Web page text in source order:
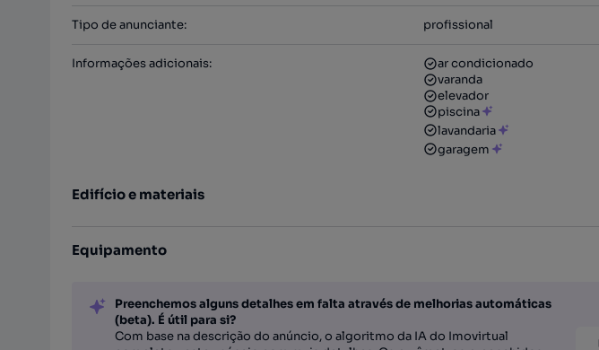
Tipo de anunciante: profissional
Informações adicionais:
ar condicionado
varanda
elevador
piscina
lavandaria
garagem
Edifício e materiais
Equipamento
Preenchemos alguns detalhes em falta através de melhorias automáticas
(beta). É útil para si?
Com base na descrição do anúncio, o algoritmo da IA do Imovirtual